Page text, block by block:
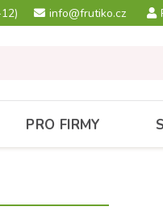
info@frutiko.cz
PRO FIRMY